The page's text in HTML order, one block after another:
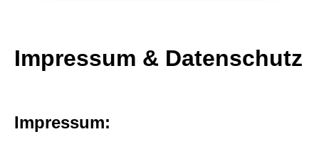
Impressum & Datenschutz
Impressum: